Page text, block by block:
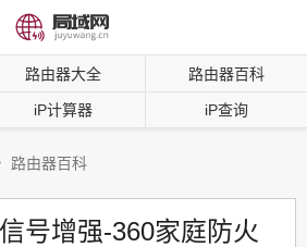
路由器大全 路由器百科
iP计算器 iP查询
路由器百科
号增强-360家庭防火